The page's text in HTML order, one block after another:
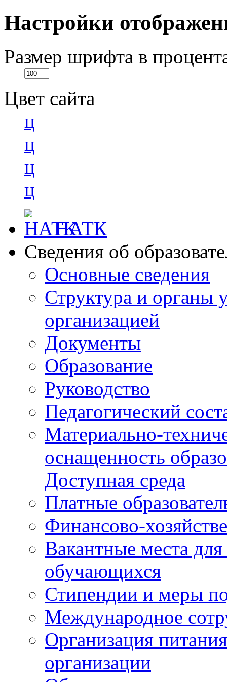
Настройки
Размер шрифта в
Цвет сайта
ц
ц
ц
ц
НАТК
Сведения об
Основные сведения
Структура и органы
организацией
Документы
Образование
Руководство
Педагогический
Материально-
оснащенность
Доступная среда
Платные
Финансово-
Вакантные места
обучающихся
Стипендии и меры
Международное
Организация
организации